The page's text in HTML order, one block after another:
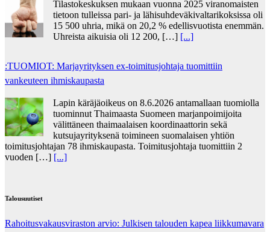
Tilastokeskuksen mukaan vuonna 2025 viranomaisten
tietoon tulleissa pari- ja lähisuhdeväkivaltarikoksissa oli
15 500 uhria, mikä on 20,2 % edellisvuotista enemmän.
Uhreista aikuisia oli 12 200, […] [...]
:TUOMIOT: Marjayrityksen ex-toimitusjohtaja tuomittiin
vankeuteen ihmiskaupasta
Lapin käräjäoikeus on 8.6.2026 antamallaan tuomiolla
tuominnut Thaimaasta Suomeen marjanpoimijoita
välittäneen thaimaalaisen koordinaattorin sekä
kutsujayrityksenä toimineen suomalaisen yhtiön
toimitusjohtajan 78 ihmiskaupasta. Toimitusjohtaja tuomittiin 2
vuoden […] [...]
Talousuutiset
Rahoitusvakausviraston arvio: Julkisen talouden kapea liikkumavara